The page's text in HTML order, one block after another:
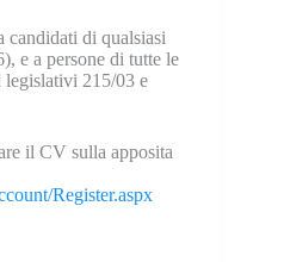
candidati di qualsiasi
e a persone di tutte le
legislativi 215/03 e
il CV sulla apposita
Register.aspx